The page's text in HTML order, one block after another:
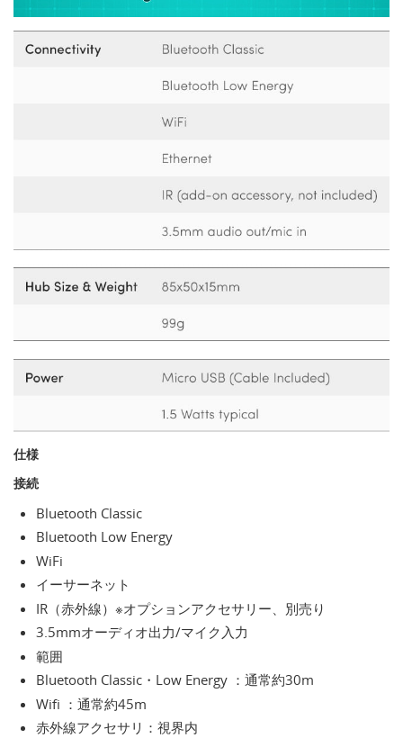
仕様
接続
Bluetooth Classic
Bluetooth Low Energy
WiFi
イーサーネット
IR（赤外線）※オプションアクセサリー、別売り
3.5mmオーディオ出力/マイク入力
範囲
Bluetooth Classic・Low Energy ：通常約30m
Wifi ：通常約45m
赤外線アクセサリ：視界内